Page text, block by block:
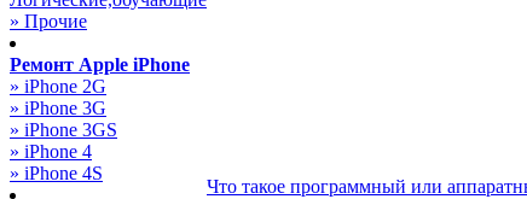
» Прочие
Ремонт Apple iPhone
» iPhone 2G
» iPhone 3G
» iPhone 3GS
» iPhone 4
» iPhone 4S
Что такое программный или